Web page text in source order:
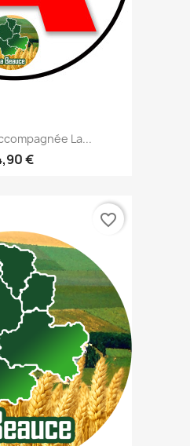
La...
€
favorite_border